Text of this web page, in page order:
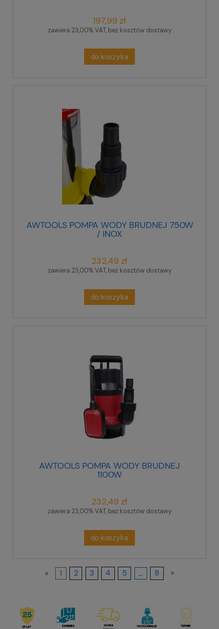
197,99 zł
zawiera 23,00% VAT, bez kosztów dostawy
do koszyka
AWTOOLS POMPA WODY BRUDNEJ 750W
/ INOX
232,49 zł
zawiera 23,00% VAT, bez kosztów dostawy
do koszyka
AWTOOLS POMPA WODY BRUDNEJ
1100W
232,49 zł
zawiera 23,00% VAT, bez kosztów dostawy
do koszyka
« 1 2 3 4 5 ... 8 »